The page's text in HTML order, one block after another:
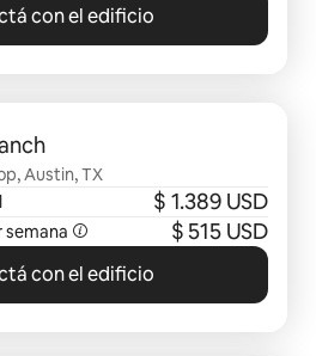
con el edificio
Austin, TX
$ 1.389 USD
semana $ 515 USD
con el edificio